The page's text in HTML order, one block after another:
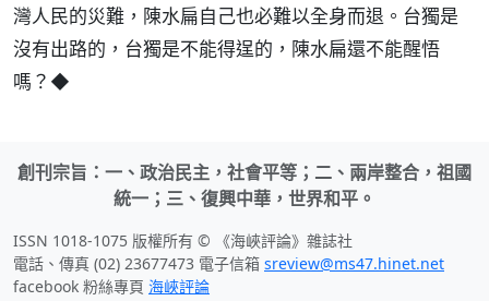
灣人民的災難，陳水扁自己也必難以全身而退。台獨是
沒有出路的，台獨是不能得逞的，陳水扁還不能醒悟
嗎？◆
創刊宗旨：一、政治民主，社會平等；二、兩岸整合，祖國
統一；三、復興中華，世界和平。
ISSN 1018-1075 版權所有 © 《海峽評論》雜誌社
電話、傳真 (02) 23677473 電子信箱 sreview@ms47.hinet.net
facebook 粉絲專頁 海峽評論